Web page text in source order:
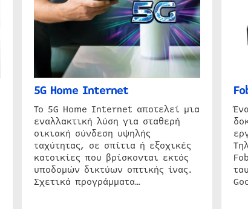
5G Home Internet
Το 5G Home Internet αποτελεί μια
εναλλακτική λύση για σταθερή
οικιακή σύνδεση υψηλής
ταχύτητας, σε σπίτια ή εξοχικές
κατοικίες που βρίσκονται εκτός
υποδομών δικτύων οπτικής ίνας.
Σχετικά προγράμματα…